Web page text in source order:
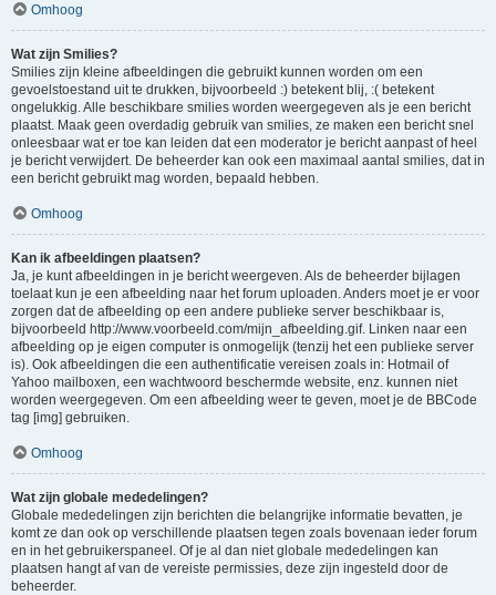
Omhoog
Wat zijn Smilies?
Smilies zijn kleine afbeeldingen die gebruikt kunnen worden om een
gevoelstoestand uit te drukken, bijvoorbeeld :) betekent blij, :( betekent
ongelukkig. Alle beschikbare smilies worden weergegeven als je een bericht
plaatst. Maak geen overdadig gebruik van smilies, ze maken een bericht snel
onleesbaar wat er toe kan leiden dat een moderator je bericht aanpast of heel
je bericht verwijdert. De beheerder kan ook een maximaal aantal smilies, dat in
een bericht gebruikt mag worden, bepaald hebben.
Omhoog
Kan ik afbeeldingen plaatsen?
Ja, je kunt afbeeldingen in je bericht weergeven. Als de beheerder bijlagen
toelaat kun je een afbeelding naar het forum uploaden. Anders moet je er voor
zorgen dat de afbeelding op een andere publieke server beschikbaar is,
bijvoorbeeld http://www.voorbeeld.com/mijn_afbeelding.gif. Linken naar een
afbeelding op je eigen computer is onmogelijk (tenzij het een publieke server
is). Ook afbeeldingen die een authentificatie vereisen zoals in: Hotmail of
Yahoo mailboxen, een wachtwoord beschermde website, enz. kunnen niet
worden weergegeven. Om een afbeelding weer te geven, moet je de BBCode
tag [img] gebruiken.
Omhoog
Wat zijn globale mededelingen?
Globale mededelingen zijn berichten die belangrijke informatie bevatten, je
komt ze dan ook op verschillende plaatsen tegen zoals bovenaan ieder forum
en in het gebruikerspaneel. Of je al dan niet globale mededelingen kan
plaatsen hangt af van de vereiste permissies, deze zijn ingesteld door de
beheerder.